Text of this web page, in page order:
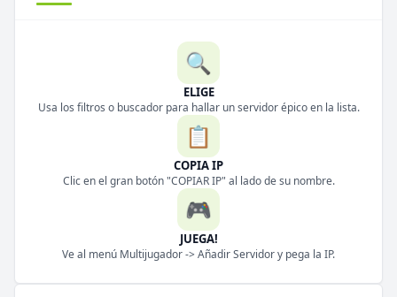
🔍
ELIGE
Usa los filtros o buscador para hallar un servidor épico en la lista.
📋
COPIA IP
Clic en el gran botón "COPIAR IP" al lado de su nombre.
🎮
JUEGA!
Ve al menú Multijugador -> Añadir Servidor y pega la IP.